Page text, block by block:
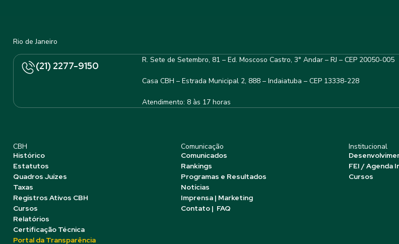
Rio de Janeiro
(21) 2277-9150
R. Sete de Setembro, 81 – Ed. Moscoso Castro, 3° Andar – RJ – CEP 20050-005
Casa CBH – Estrada Municipal 2, 888 – Indaiatuba – CEP 13338-228
Atendimento: 8 às 17 horas
CBH
Histórico
Estatutos
Quadros Juízes
Taxas
Registros Ativos CBH
Cursos
Relatórios
Certificação Técnica
Portal da Transparência
Comunicação
Comunicados
Rankings
Programas e Resultados
Notícias
Imprensa | Marketing
Contato | FAQ
Institucional
FEI / Agenda
Cursos